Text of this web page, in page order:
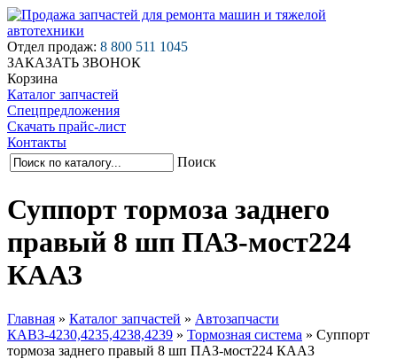
Отдел продаж: 8 800 511 1045
ЗАКАЗАТЬ ЗВОНОК
Корзина
Каталог запчастей
Спецпредложения
Скачать прайс-лист
Контакты
Поиск
Суппорт тормоза заднего
правый 8 шп ПАЗ-мост224
КААЗ
Главная » Каталог запчастей » Автозапчасти
КАВЗ-4230,4235,4238,4239 » Тормозная система » Суппорт
тормоза заднего правый 8 шп ПАЗ-мост224 КААЗ